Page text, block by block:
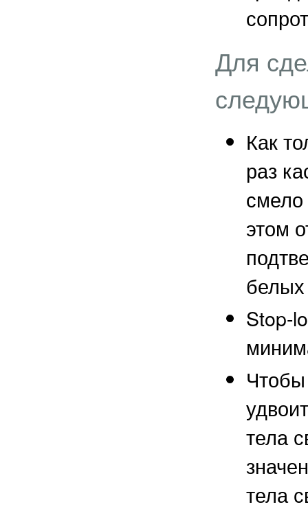
Для
Как
раз
смело
этом
белых
Stop-
тела
тела